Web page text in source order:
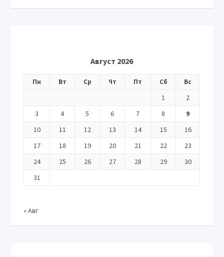
Август 2026
Пн Вт Ср Чт Пт Сб Вс
1
2
3
4 5 6 7 8
9
10
11 12 13 14 15
16
17
18 19 20 21 22
23
24
25 26 27 28 29
30
31
« Авг